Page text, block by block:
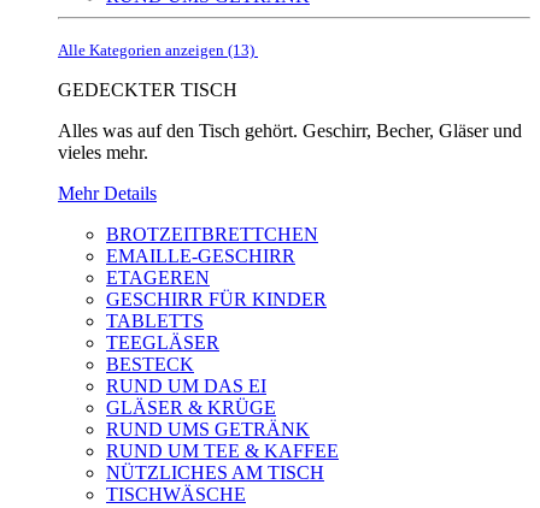
Alle Kategorien anzeigen (13)
GEDECKTER TISCH
Alles was auf den Tisch gehört. Geschirr, Becher, Gläser und
vieles mehr.
Mehr Details
BROTZEITBRETTCHEN
EMAILLE-GESCHIRR
ETAGEREN
GESCHIRR FÜR KINDER
TABLETTS
TEEGLÄSER
BESTECK
RUND UM DAS EI
GLÄSER & KRÜGE
RUND UMS GETRÄNK
RUND UM TEE & KAFFEE
NÜTZLICHES AM TISCH
TISCHWÄSCHE